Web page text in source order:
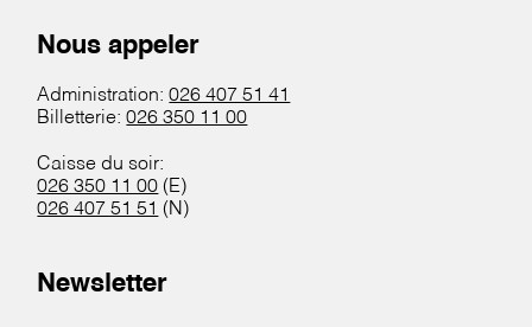
Nous appeler
Administration:026 407 51 41
Billetterie:026 350 11 00
Caisse du soir:
026 350 11 00 (E)
026 407 51 51 (N)
Newsletter